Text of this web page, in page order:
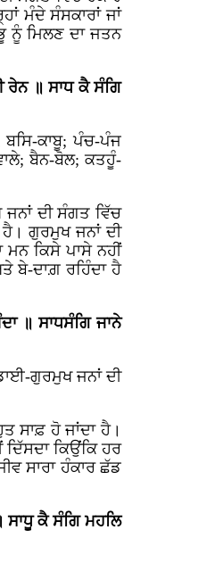
ਮੰਦੇ ਸੰਸਕਾਰਾਂ ਜਾਂ
ਨੂੰ ਮਿਲਣ ਦਾ ਜਤਨ
ਰੇਨ ॥ ਸਾਧ ਕੈ ਸੰਗਿ
ਕਾਬੂ; ਪੰਚ-ਪੰਜ
ਬੈਨ-ਬੋਲ; ਕਤਹੂੰ-
ਦੀ ਸੰਗਤ ਵਿੱਚ
ਹੈ। ਗੁਰਮੁਖ ਜਨਾਂ ਦੀ
ਕਿਸੇ ਪਾਸੇ ਨਹੀਂ
ਬੇ-ਦਾਗ਼ ਰਹਿੰਦਾ ਹੈ
॥ ਸਾਧਸੰਗਿ ਜਾਨੇ
ਗੁਰਮੁਖ ਜਨਾਂ ਦੀ
ਸਾਫ਼ ਹੋ ਜਾਂਦਾ ਹੈ।
ਕਿਉਂਕਿ ਹਰ
ਸਾਰਾ ਹੰਕਾਰ ਛੱਡ
ਕੈ ਸੰਗਿ ਮਹਲਿ